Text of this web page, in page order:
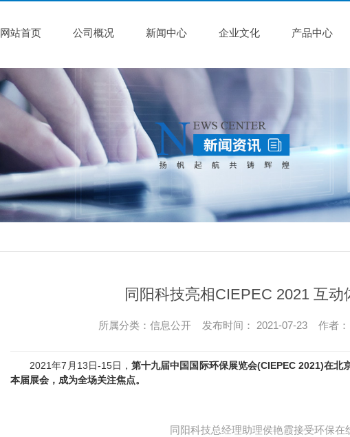
网站首页 公司概况 新闻中心 企业文化 产品中心
同阳科技亮相CIEPEC 2021 互
所属分类：信息公开 发布时间： 2021-07-23 作者：
2021年7月13日-15日，第十九届中国国际环保展览会(CIEPEC 2021)在北
本届展会，成为全场关注焦点。
同阳科技总经理助理侯艳霞接受环保在